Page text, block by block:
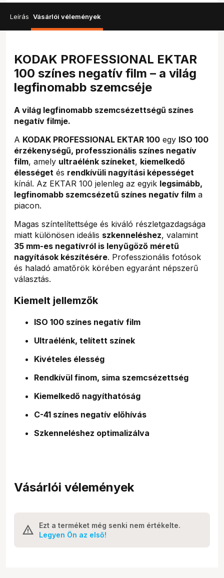
Leírás Vásárlói vélemények
KODAK PROFESSIONAL EKTAR
100 színes negatív film – a világ
legfinomabb szemcséje
A világ legfinomabb szemcsézettségű színes
negatív filmje.
A KODAK PROFESSIONAL EKTAR 100 egy ISO 100
érzékenységű, professzionális színes negatív
film, amely ultraélénk színeket, kiemelkedő
élességet és rendkívüli nagyítási képességet
kínál. Az EKTAR 100 jelenleg az egyik legsimább,
legfinomabb szemcsézetű színes negatív film a
piacon.
Magas színtelítettsége és kiváló részletgazdagsága
miatt különösen ideális szkenneléshez, valamint
35 mm-es negatívról is lenyűgöző méretű
nagyítások készítésére. Professzionális fotósok
és haladó amatőrök körében egyaránt népszerű
választás.
Kiemelt jellemzők
ISO 100 színes negatív film
Ultraélénk, telített színek
Kivételes élesség
Rendkívül finom, sima szemcsézettség
Kiemelkedő nagyíthatóság
C-41 színes negatív előhívás
Szkenneléshez optimalizálva
Vásárlói vélemények
Ezt a terméket még senki nem értékelte.
Legyen Ön az első!